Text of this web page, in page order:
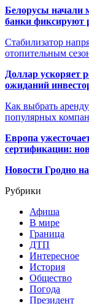
Белорусы начали
банки фиксируют
Стабилизатор
отопительным
Доллар ускоряет
ожиданий
Как выбрать
популярных
Европа
сертификации:
Новости Гродно
Рубрики
Афиша
В мире
Граница
ДТП
Интересное
История
Общество
Погода
Президент